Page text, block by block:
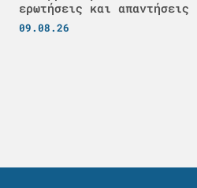
ερωτήσεις και απαντήσεις
09.08.26